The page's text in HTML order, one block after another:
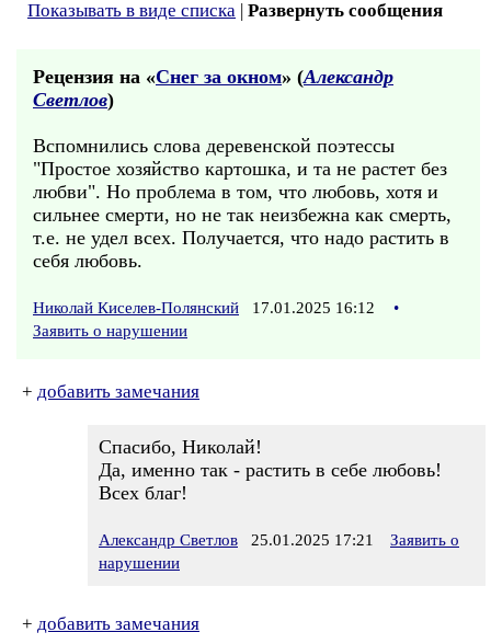
Показывать в виде списка | Развернуть сообщения
Рецензия на «Снег за окном» (Александр
Светлов)
Вспомнились слова деревенской поэтессы
"Простое хозяйство картошка, и та не растет без
любви". Но проблема в том, что любовь, хотя и
сильнее смерти, но не так неизбежна как смерть,
т.е. не удел всех. Получается, что надо растить в
себя любовь.
Николай Киселев-Полянский 17.01.2025 16:12
•
Заявить о нарушении
+ добавить замечания
Спасибо, Николай!
Да, именно так - растить в себе любовь!
Всех благ!
Александр Светлов 25.01.2025 17:21
Заявить о
нарушении
+ добавить замечания